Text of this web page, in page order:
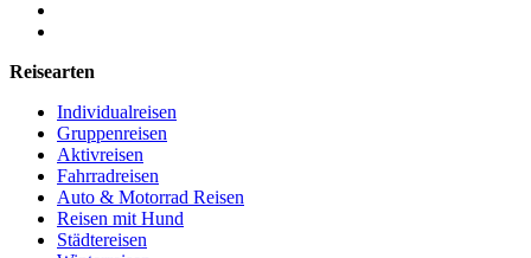
Reisearten
Individualreisen
Gruppenreisen
Aktivreisen
Fahrradreisen
Auto & Motorrad Reisen
Reisen mit Hund
Städtereisen